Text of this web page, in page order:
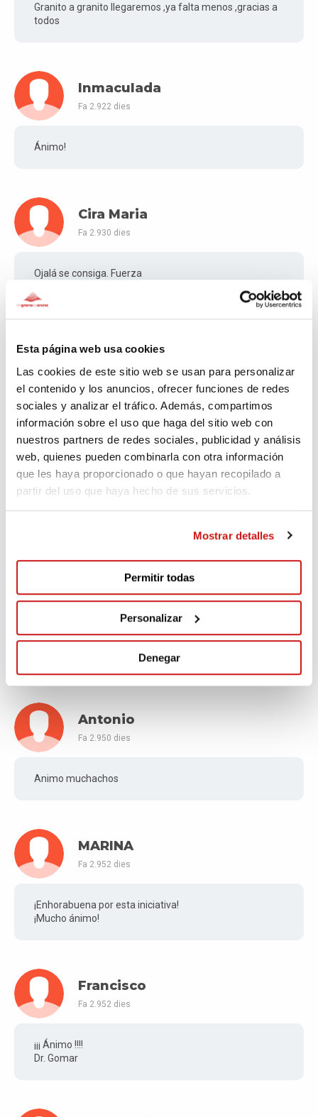
Esta página web usa cookies
Las cookies de este sitio web se usan para personalizar
el contenido y los anuncios, ofrecer funciones de redes
sociales y analizar el tráfico. Además, compartimos
información sobre el uso que haga del sitio web con
nuestros partners de redes sociales, publicidad y análisis
web, quienes pueden combinarla con otra información
que les haya proporcionado o que hayan recopilado a
partir del uso que haya hecho de sus servicios.
Mostrar detalles
Permitir todas
Personalizar
Denegar
Granito a granito llegaremos ,ya falta menos ,gracias a
todos
Inmaculada
Fa 2.922 dies
Ánimo!
Cira Maria
Fa 2.930 dies
Ojalá se consiga. Fuerza
Mucho ánimo!!!
Antonio Javier
Fa 2.939 dies
Santiago
Fa 2.947 dies
Antonio
Fa 2.950 dies
Animo muchachos
MARINA
Fa 2.952 dies
¡Enhorabuena por esta iniciativa!
¡Mucho ánimo!
Francisco
Fa 2.952 dies
¡¡¡ Ánimo !!!!
Dr. Gomar